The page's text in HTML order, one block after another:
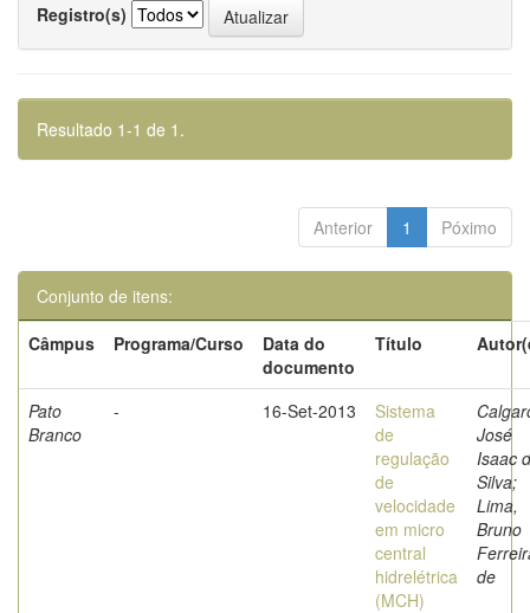
Registro(s)
Resultado 1-1 de 1.
Anterior 1 Póximo
Conjunto de itens:
Câmpus
Programa/Curso
Data do
documento
Título
Pato
Branco
- 16-Set-2013
Sistema
de
regulação
de
velocidade
em micro
central
hidrelétrica
(MCH)
José
Isaac
Silva;
Lima,
Bruno
de